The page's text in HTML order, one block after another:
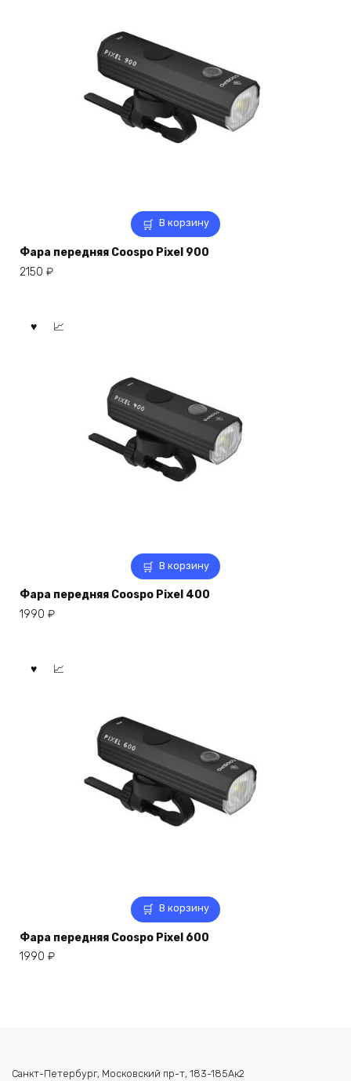
В корзину
Фара передняя Coospo Pixel 900
2150 ₽
В корзину
Фара передняя Coospo Pixel 400
1990 ₽
В корзину
Фара передняя Coospo Pixel 600
1990 ₽
Санкт-Петербург, Московский пр-т, 183-185Ак2